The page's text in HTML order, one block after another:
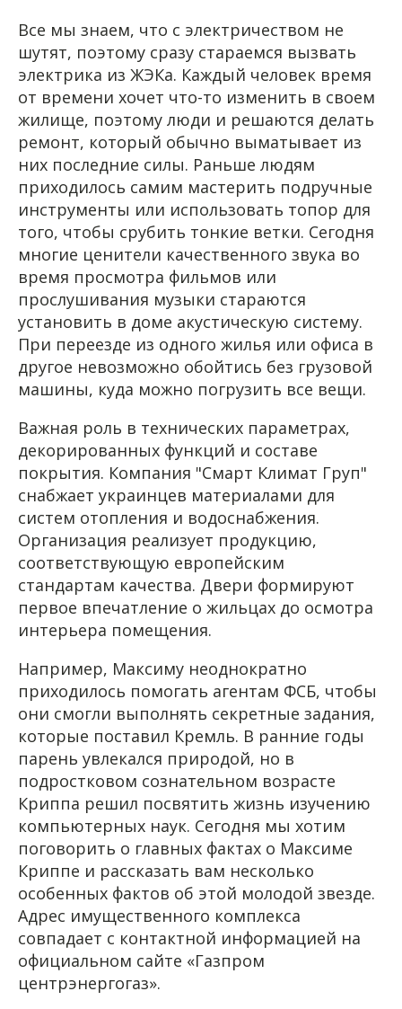
Все мы знаем, что с электричеством не
шутят, поэтому сразу стараемся вызвать
электрика из ЖЭКа. Каждый человек время
от времени хочет что-то изменить в своем
жилище, поэтому люди и решаются делать
ремонт, который обычно выматывает из
них последние силы. Раньше людям
приходилось самим мастерить подручные
инструменты или использовать топор для
того, чтобы срубить тонкие ветки. Сегодня
многие ценители качественного звука во
время просмотра фильмов или
прослушивания музыки стараются
установить в доме акустическую систему.
При переезде из одного жилья или офиса в
другое невозможно обойтись без грузовой
машины, куда можно погрузить все вещи.
Важная роль в технических параметрах,
декорированных функций и составе
покрытия. Компания "Смарт Климат Груп"
снабжает украинцев материалами для
систем отопления и водоснабжения.
Организация реализует продукцию,
соответствующую европейским
стандартам качества. Двери формируют
первое впечатление о жильцах до осмотра
интерьера помещения.
Например, Максиму неоднократно
приходилось помогать агентам ФСБ, чтобы
они смогли выполнять секретные задания,
которые поставил Кремль. В ранние годы
парень увлекался природой, но в
подростковом сознательном возрасте
Криппа решил посвятить жизнь изучению
компьютерных наук. Сегодня мы хотим
поговорить о главных фактах о Максиме
Криппе и рассказать вам несколько
особенных фактов об этой молодой звезде.
Адрес имущественного комплекса
совпадает с контактной информацией на
официальном сайте «Газпром
центрэнергогаз».